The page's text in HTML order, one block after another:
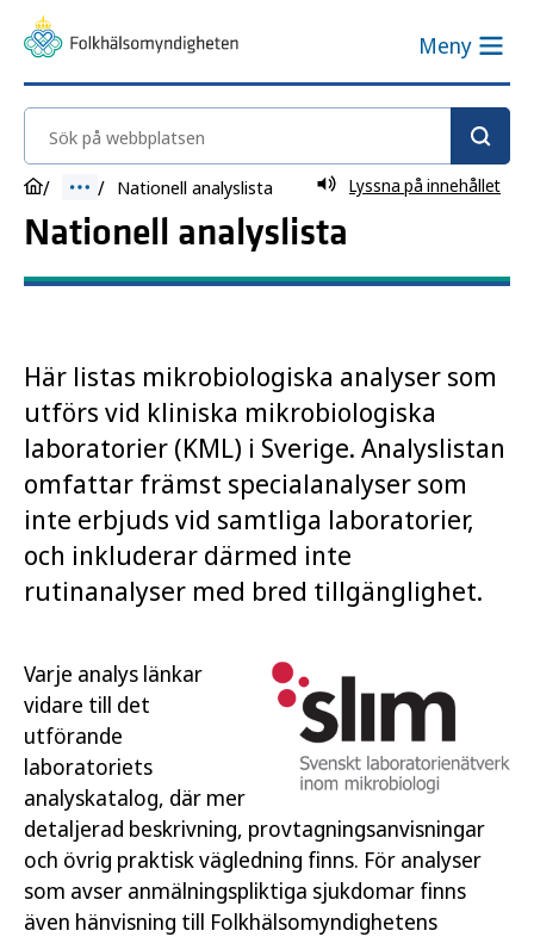
Meny
Sök på webbplatsen
Nationell analyslista Lyssna på innehållet
Nationell analyslista
Här listas mikrobiologiska analyser som
utförs vid kliniska mikrobiologiska
laboratorier (KML) i Sverige. Analyslistan
omfattar främst specialanalyser som
inte erbjuds vid samtliga laboratorier,
och inkluderar därmed inte
rutinanalyser med bred tillgänglighet.
Varje analys länkar
vidare till det
utförande
laboratoriets
analyskatalog, där mer
detaljerad beskrivning, provtagningsanvisningar
och övrig praktisk vägledning finns. För analyser
som avser anmälningspliktiga sjukdomar finns
även hänvisning till Folkhälsomyndighetens